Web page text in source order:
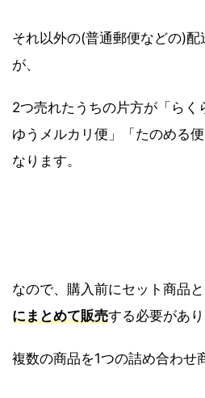
それ以外の(普通郵便などの)
が、
2つ売れたうちの片方が「らく
ゆうメルカリ便」「たのめる
なります。
なので、購入前にセット商品
にまとめて販売する必要があり
複数の商品を1つの詰め合わせ